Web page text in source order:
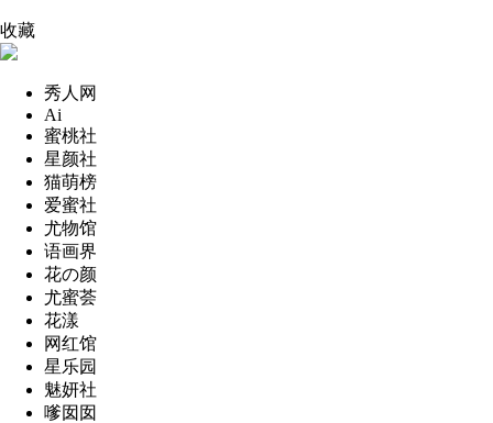
收藏
秀人网
Ai
蜜桃社
星颜社
猫萌榜
爱蜜社
尤物馆
语画界
花の颜
尤蜜荟
花漾
网红馆
星乐园
魅妍社
嗲囡囡